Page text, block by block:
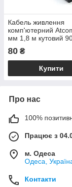
Кабель живлення
комп'ютерний
мм 1,8 м кутовий 90
80 ₴
Купити
Про нас
100%
Працює з
м. Одеса
Одеса,
Контакти